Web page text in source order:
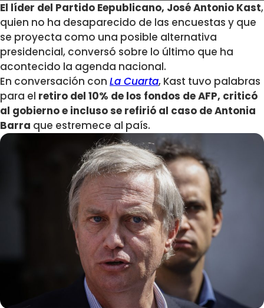
El líder del Partido Eepublicano, José Antonio Kast,
quien no ha desaparecido de las encuestas y que
se proyecta como una posible alternativa
presidencial, conversó sobre lo último que ha
acontecido la agenda nacional.
En conversación con La Cuarta, Kast tuvo palabras
para el retiro del 10% de los fondos de AFP, criticó
al gobierno e incluso se refirió al caso de Antonia
Barra que estremece al país.